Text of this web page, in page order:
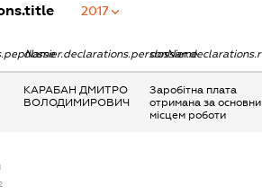
2017
dossier.declarations.personName
КАРАБАН ДМИТРО
ВОЛОДИМИРОВИЧ
Заробітна плата
отримана за
місцем роботи